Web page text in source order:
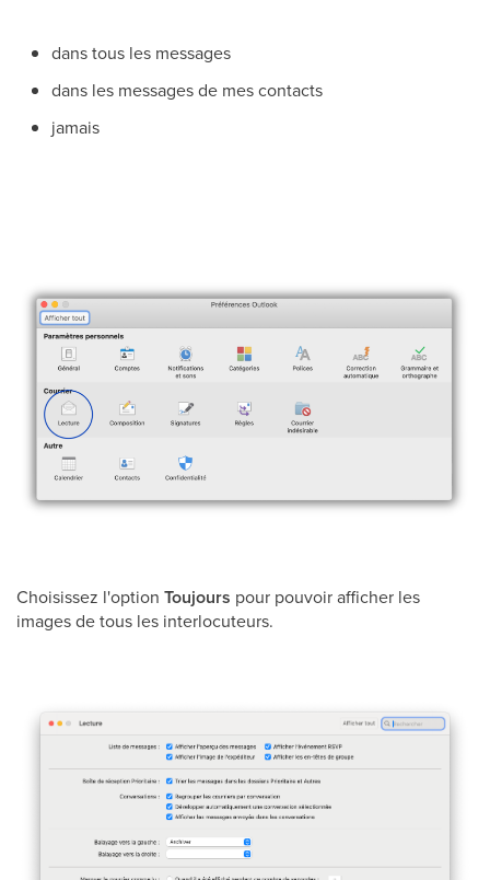
dans tous les messages
dans les messages de mes contacts
jamais
Choisissez l'option Toujours pour pouvoir afficher les
images de tous les interlocuteurs.